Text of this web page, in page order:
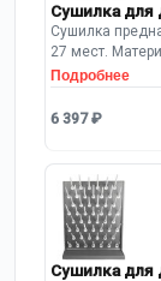
Сушилка для
Сушилка
27 мест.
400х110х555
Предусмотрен
Подробнее
6 397 ₽
Сушилка для